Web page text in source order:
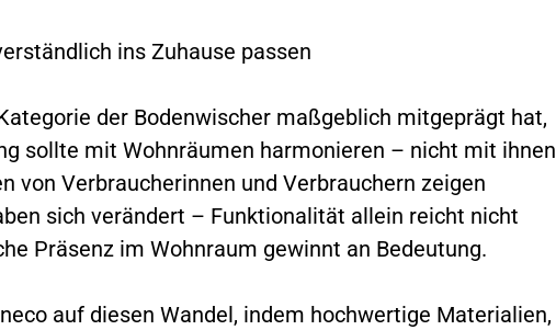
ins Zuhause passen
der Bodenwischer maßgeblich mitgeprägt hat,
sollte mit Wohnräumen harmonieren – nicht mit ihnen
von Verbraucherinnen und Verbrauchern zeigen
sich verändert – Funktionalität allein reicht nicht
Präsenz im Wohnraum gewinnt an Bedeutung.
auf diesen Wandel, indem hochwertige Materialien,